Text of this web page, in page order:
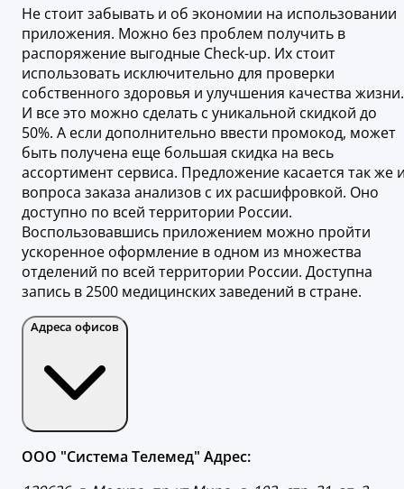
Не стоит забывать и об экономии на использовании
приложения. Можно без проблем получить в
распоряжение выгодные Check-up. Их стоит
использовать исключительно для проверки
собственного здоровья и улучшения качества жизни.
И все это можно сделать с уникальной скидкой до
50%. А если дополнительно ввести промокод, может
быть получена еще большая скидка на весь
ассортимент сервиса. Предложение касается так же
вопроса заказа анализов с их расшифровкой. Оно
доступно по всей территории России.
Воспользовавшись приложением можно пройти
ускоренное оформление в одном из множества
отделений по всей территории России. Доступна
запись в 2500 медицинских заведений в стране.
Адреса офисов
ООО "Система Телемед" Адрес: